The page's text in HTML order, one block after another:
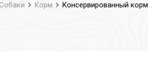
Корм Консервированный корм